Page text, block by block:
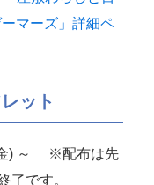
マーズ」詳細ペ
ット
) ～ ※配布は先
了です。